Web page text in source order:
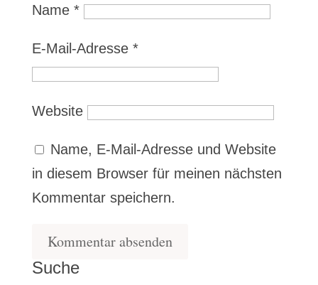
Name *
E-Mail-Adresse *
Website
Name, E-Mail-Adresse und Website
in diesem Browser für meinen nächsten
Kommentar speichern.
Suche